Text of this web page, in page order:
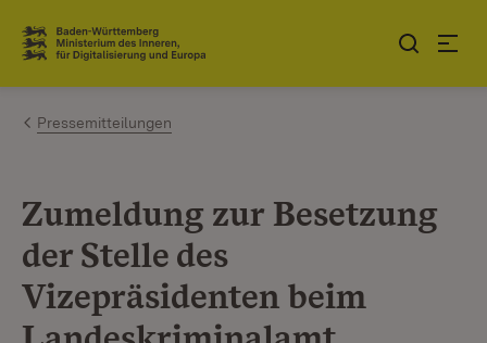
Zum Inhalt springen
Link zur Startseite
Pressemitteilungen
Zumeldung zur Besetzung
der Stelle des
Vizepräsidenten beim